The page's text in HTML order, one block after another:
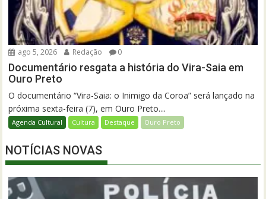
ago 5, 2026 Redação 0
Documentário resgata a história do Vira-Saia em
Ouro Preto
O documentário “Vira-Saia: o Inimigo da Coroa” será lançado na
próxima sexta-feira (7), em Ouro Preto....
Agenda Cultural Cultura Destaque Ouro Preto
NOTÍCIAS NOVAS